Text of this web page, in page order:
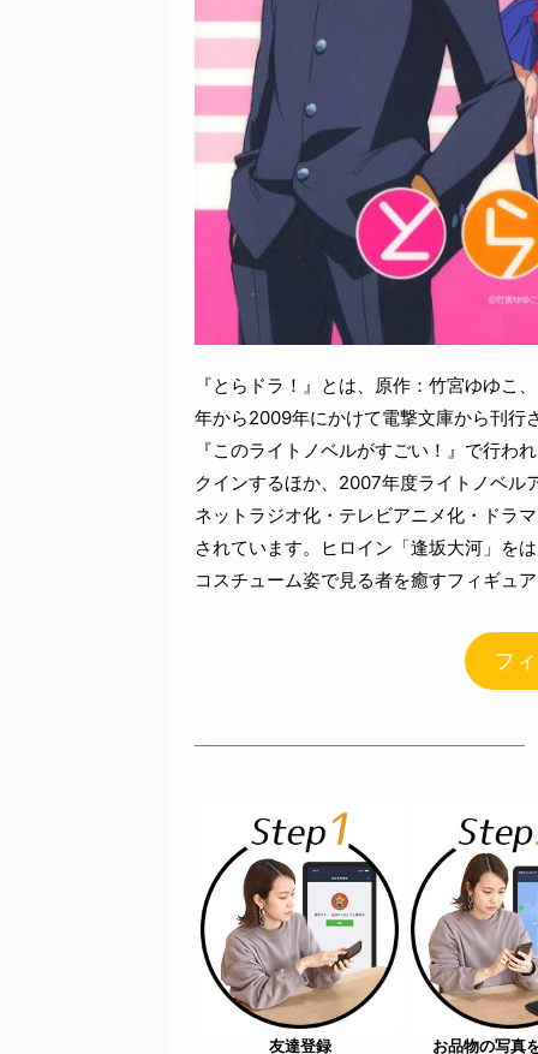
『とらドラ！』とは、原作：竹宮ゆゆ
年から2009年にかけて電撃文庫から刊行
『このライトノベルがすごい！』で行わ
クインするほか、2007年度ライトノベル
ネットラジオ化・テレビアニメ化・ドラ
されています。ヒロイン「逢坂大河」を
コスチューム姿で見る者を癒すフィギュ
フ
友達登録 お品物の写真